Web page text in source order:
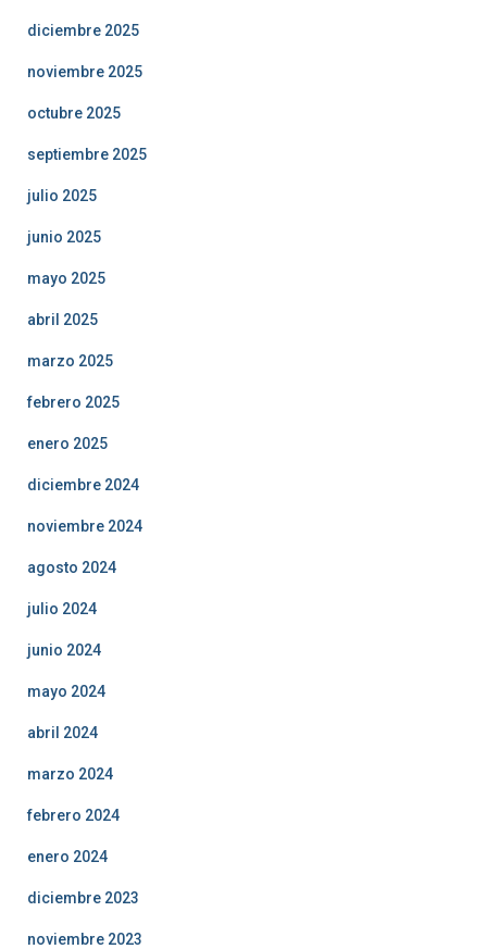
diciembre 2025
noviembre 2025
octubre 2025
septiembre 2025
julio 2025
junio 2025
mayo 2025
abril 2025
marzo 2025
febrero 2025
enero 2025
diciembre 2024
noviembre 2024
agosto 2024
julio 2024
junio 2024
mayo 2024
abril 2024
marzo 2024
febrero 2024
enero 2024
diciembre 2023
noviembre 2023